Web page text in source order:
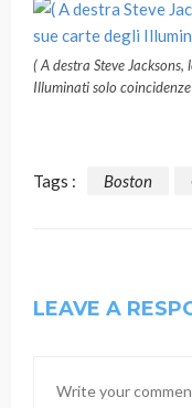
( A destra Steve
Illuminati solo
Tags : Boston
LEAVE A